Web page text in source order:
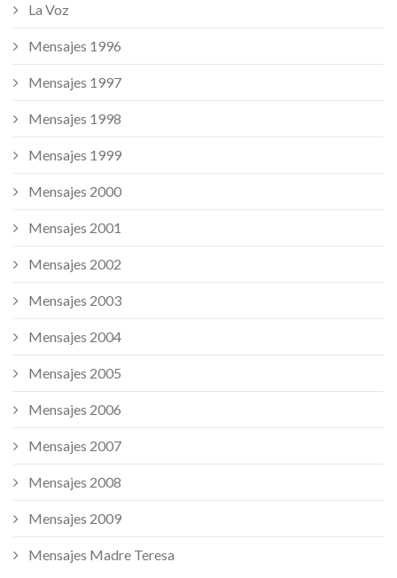
La Voz
Mensajes 1996
Mensajes 1997
Mensajes 1998
Mensajes 1999
Mensajes 2000
Mensajes 2001
Mensajes 2002
Mensajes 2003
Mensajes 2004
Mensajes 2005
Mensajes 2006
Mensajes 2007
Mensajes 2008
Mensajes 2009
Mensajes Madre Teresa